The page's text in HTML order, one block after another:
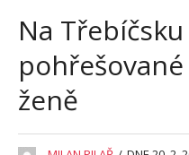
Na
ženě